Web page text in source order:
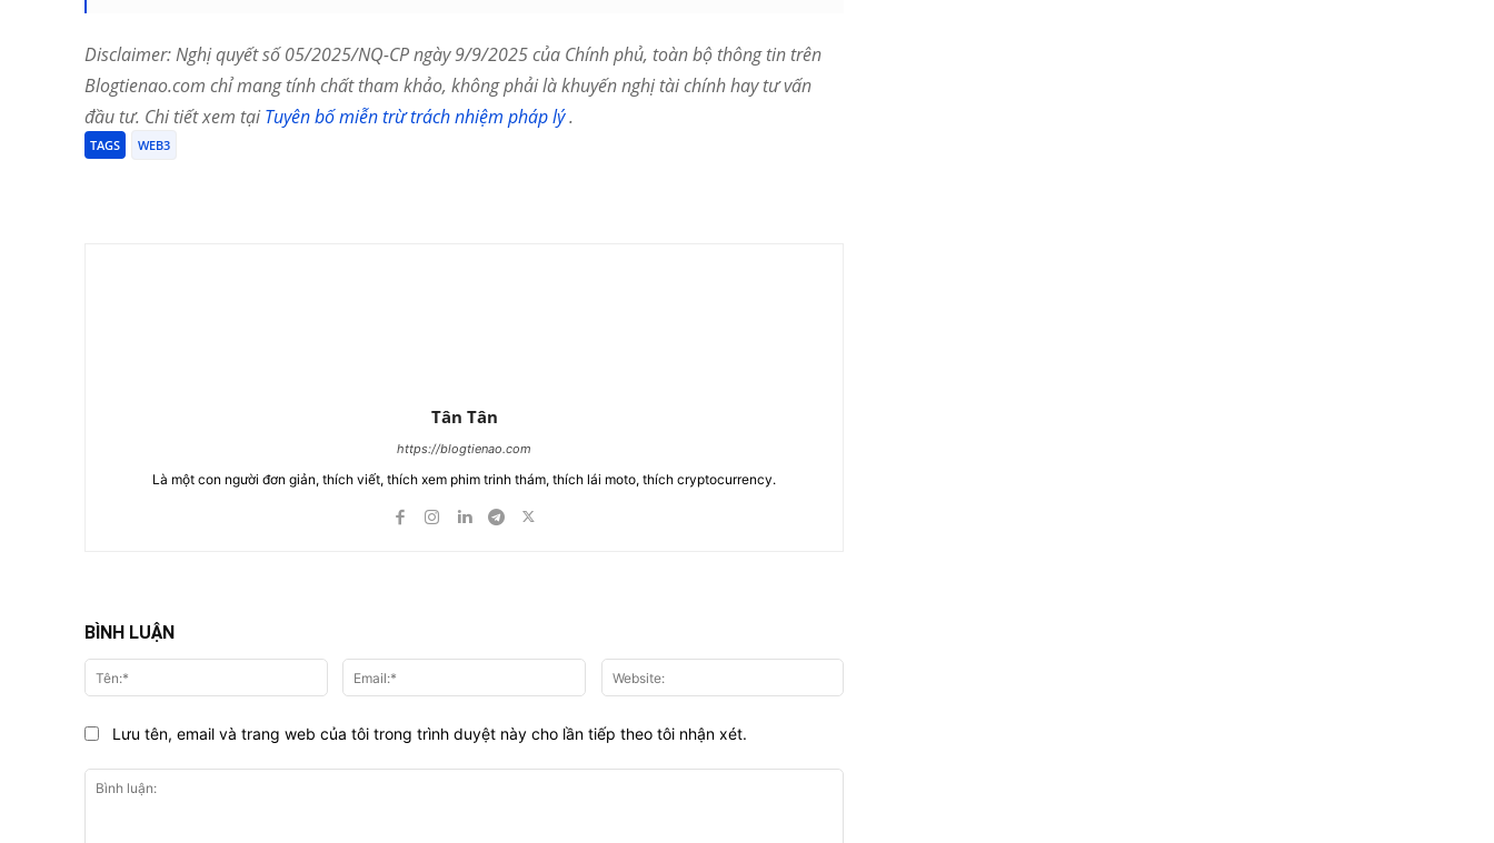
Disclaimer: Nghị quyết số 05/2025/NQ-CP ngày 9/9/2025 của Chính phủ, toàn bộ thông tin trên
Blogtienao.com chỉ mang tính chất tham khảo, không phải là khuyến nghị tài chính hay tư vấn
đầu tư. Chi tiết xem tạiTuyên bố miễn trừ trách nhiệm pháp lý.
TAGS WEB3
Tân Tân
https://blogtienao.com
Là một con người đơn giản, thích viết, thích xem phim trinh thám, thích lái moto, thích cryptocurrency.
BÌNH LUẬN
Tên:* Email:*
Lưu tên, email và trang web của tôi trong trình duyệt này cho lần tiếp theo tôi nhận xét.